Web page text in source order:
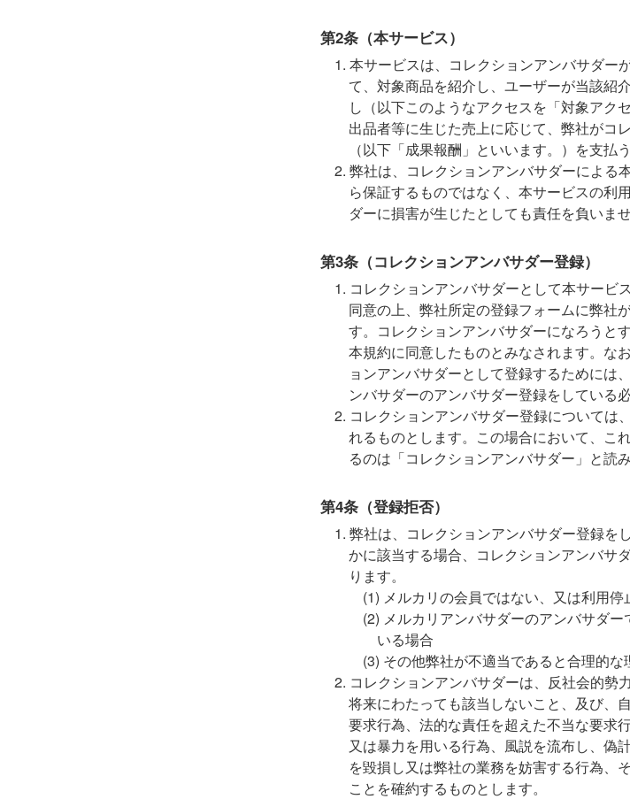
第2条（本サービス）
本サービスは、コレクションアンバサダー
て、対象商品を紹介し、ユーザーが当該紹
し（以下このようなアクセスを「対象アク
出品者等に生じた売上に応じて、弊社がコ
（以下「成果報酬」といいます。）を支払
弊社は、コレクションアンバサダーによる
ら保証するものではなく、本サービスの利
ダーに損害が生じたとしても責任を負いませ
第3条（コレクションアンバサダー登録）
コレクションアンバサダーとして本サービ
同意の上、弊社所定の登録フォームに弊社
す。コレクションアンバサダーになろうと
本規約に同意したものとみなされます。な
ョンアンバサダーとして登録するためには
ンバサダーのアンバサダー登録をしている
コレクションアンバサダー登録については
れるものとします。この場合において、こ
るのは「コレクションアンバサダー」と読
第4条（登録拒否）
弊社は、コレクションアンバサダー登録を
かに該当する場合、コレクションアンバサ
ります。
メルカリの会員ではない、又は利用
メルカリアンバサダーのアンバサダ
いる場合
その他弊社が不適当であると合理的
コレクションアンバサダーは、反社会的勢
将来にわたっても該当しないこと、及び、
要求行為、法的な責任を超えた不当な要求
又は暴力を用いる行為、風説を流布し、偽
を毀損し又は弊社の業務を妨害する行為、
ことを確約するものとします。